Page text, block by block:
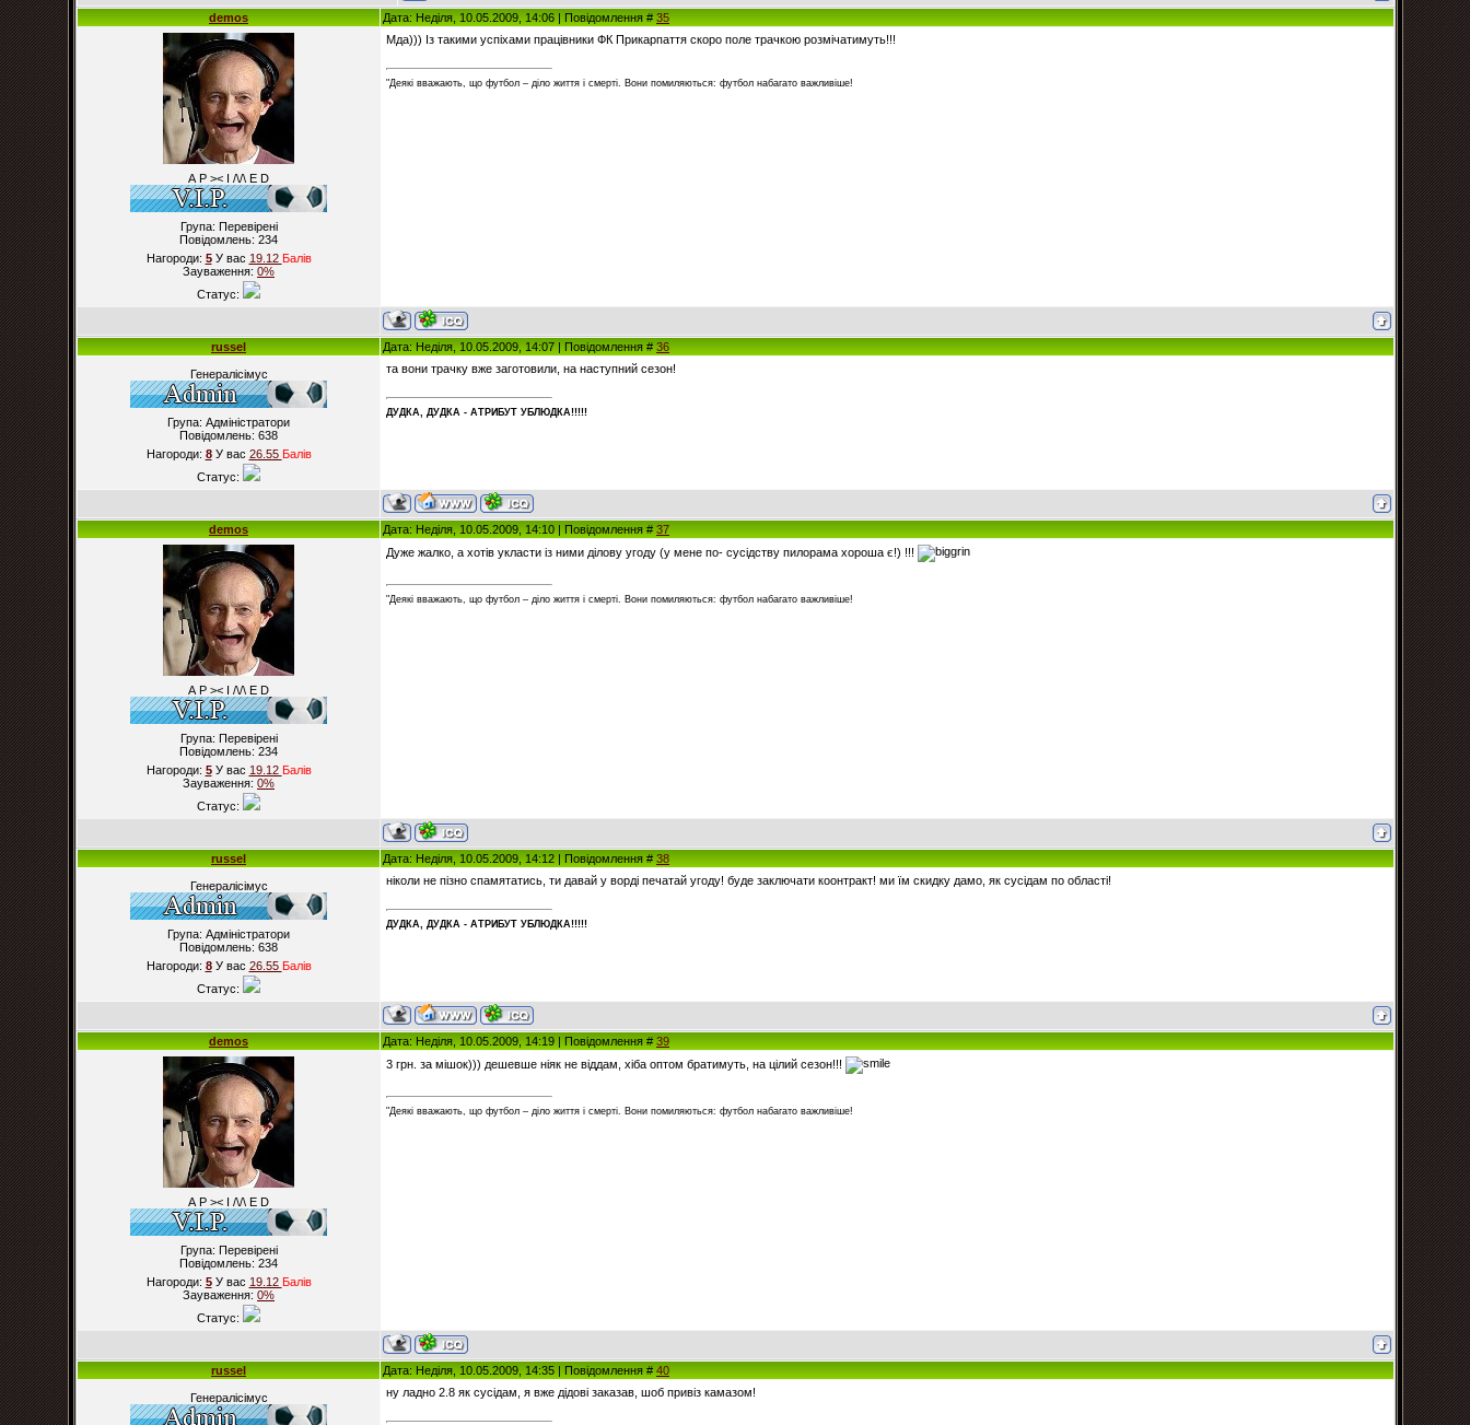
demos Дата: Неділя, 10.05.2009, 14:06 | Повідомлення #35
А Р >< I /\/\ E D
Група: Перевірені
Повідомлень: 234
Нагороди: 5У вас 19.12 Балiв
Зауваження: 0%
Статус:
Мда))) Із такими успіхами працівники ФК Прикарпаття скоро поле трачкою розмічатимуть!!!
"Деякі вважають, що футбол – діло життя і смерті. Вони помиляються: футбол набагато важливіше!
russel Дата: Неділя, 10.05.2009, 14:07 | Повідомлення #36
Генералісімус
Група: Адміністратори
Повідомлень: 638
Нагороди: 8У вас 26.55 Балiв
Статус:
та вони трачку вже заготовили, на наступний сезон!
ДУДКА, ДУДКА - АТРИБУT УБЛЮДКА!!!!!
demos Дата: Неділя, 10.05.2009, 14:10 | Повідомлення #37
А Р >< I /\/\ E D
Група: Перевірені
Повідомлень: 234
Нагороди: 5У вас 19.12 Балiв
Зауваження: 0%
Статус:
Дуже жалко, а хотів укласти із ними ділову угоду (у мене по- сусідству пилорама хороша є!) !!!
"Деякі вважають, що футбол – діло життя і смерті. Вони помиляються: футбол набагато важливіше!
russel Дата: Неділя, 10.05.2009, 14:12 | Повідомлення #38
Генералісімус
Група: Адміністратори
Повідомлень: 638
Нагороди: 8У вас 26.55 Балiв
Статус:
ніколи не пізно спамятатись, ти давай у ворді печатай угоду! буде заключати коонтракт! ми їм скидку дамо, як сусідам по області!
ДУДКА, ДУДКА - АТРИБУT УБЛЮДКА!!!!!
demos Дата: Неділя, 10.05.2009, 14:19 | Повідомлення #39
А Р >< I /\/\ E D
Група: Перевірені
Повідомлень: 234
Нагороди: 5У вас 19.12 Балiв
Зауваження: 0%
Статус:
3 грн. за мішок))) дешевше ніяк не віддам, хіба оптом братимуть, на цілий сезон!!!
"Деякі вважають, що футбол – діло життя і смерті. Вони помиляються: футбол набагато важливіше!
russel Дата: Неділя, 10.05.2009, 14:35 | Повідомлення #40
Генералісімус ну ладно 2.8 як сусідам, я вже дідові заказав, шоб привіз камазом!